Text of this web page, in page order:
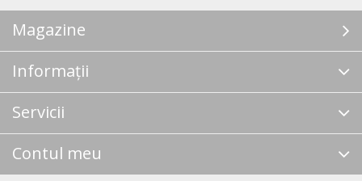
Magazine
Informații
Servicii
Contul meu